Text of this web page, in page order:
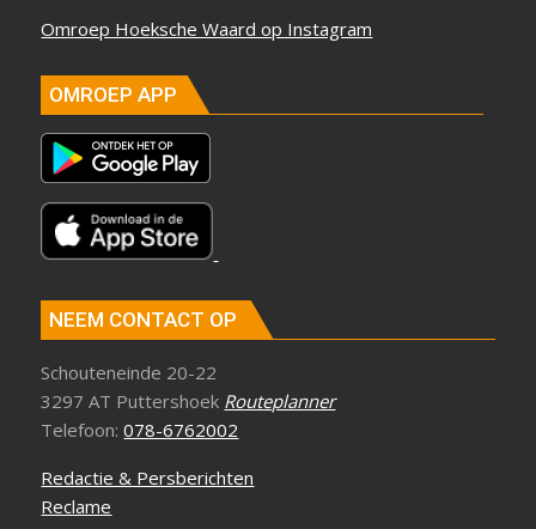
Omroep Hoeksche Waard op Instagram
OMROEP APP
NEEM CONTACT OP
Schouteneinde 20-22
3297 AT Puttershoek Routeplanner
Telefoon:078-6762002
Redactie & Persberichten
Reclame